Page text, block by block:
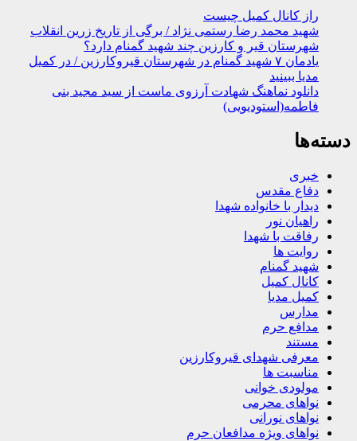
راز کانال کمیل چیست
شهید محمد رضا رستمی نژاد / برگی از تاریخ زرین انقلاب
شهرستان قیر و کارزین چند شهید گمنام دارد؟
یادمان ۷ شهید گمنام در شهرستان قیروکارزین / در کمیل
مدیا ببینید
دانلود نماهنگ شهادت آرزوی ماست از سید مجید بنی
فاطمه(استودیویی)
دسته‌ها
خبری
دفاع مقدس
دیدار با خانواده شهدا
راهیان نور
رفاقت با شهدا
روایت ها
شهید گمنام
کانال کمیل
کمیل مدیا
مدارس
مدافع حرم
مستند
معرفی شهدای قیروکارزین
مناسبت ها
مولودی خوانی
نواهای محرمی
نواهای نورانی
نواهای ویژه مدافعان حرم